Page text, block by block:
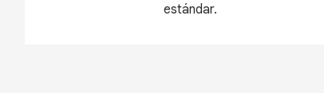
estándar.